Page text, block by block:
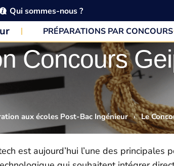
Qui sommes-nous ?
PRÉPARATIONS PAR CONCOURS
Concours
aux écoles Post-Bac Ingénieur › Le
est aujourd’hui l’une des